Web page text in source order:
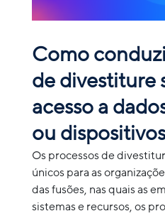
Como
de divestiture
acesso a
ou dispositivos
Os processos de
únicos para as
das fusões, nas quais as
sistemas e recursos, os